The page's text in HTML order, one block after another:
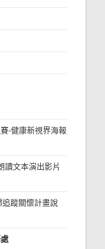
-健康新視界海報
讀文本演出影片
蹤關懷計畫說